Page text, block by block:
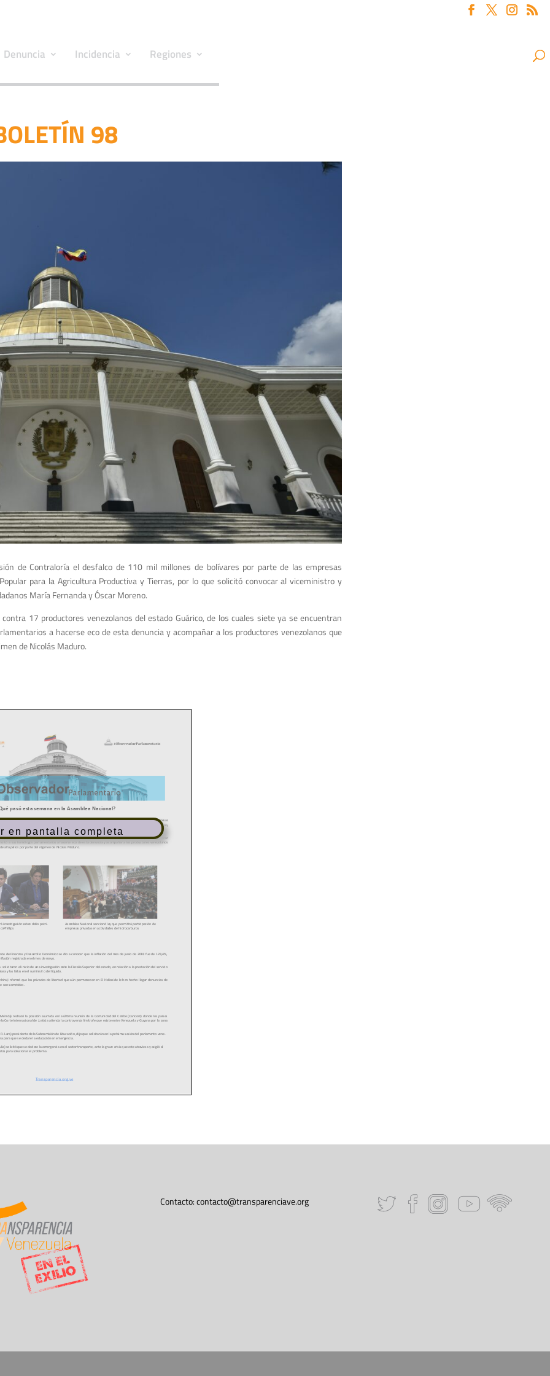
Denuncia Incidencia Regiones
98
de Contraloría el desfalco de 110 mil millones de bolívares por parte de las empresas
para la Agricultura Productiva y Tierras, por lo que solicitó convocar al viceministro y
María Fernanda y Óscar Moreno.
17 productores venezolanos del estado Guárico, de los cuales siete ya se encuentran
a hacerse eco de esta denuncia y acompañar a los productores venezolanos que
de Nicolás Maduro.
en pantalla completa
Contacto:contacto@transparenciave.org